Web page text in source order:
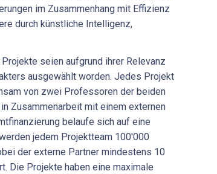
im Zusammenhang mit Effizienz
durch künstliche Intelligenz,
seien aufgrund ihrer Relevanz
ausgewählt worden. Jedes Projekt
von zwei Professoren der beiden
Zusammenarbeit mit einem externen
belaufe sich auf eine
jedem Projektteam 100'000
der externe Partner mindestens 10
Die Projekte haben eine maximale